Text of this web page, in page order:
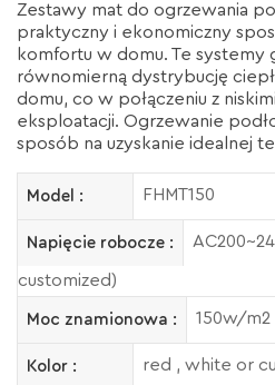
Zestawy mat do ogrzewania
praktyczny i ekonomiczny
komfortu w domu. Te systemy
równomierną dystrybucję
domu, co w połączeniu z
eksploatacji. Ogrzewanie
sposób na uzyskanie idealnej
Model : FHMT150
Napięcie robocze :
customized)
Moc znamionowa : 150w/m2
Kolor : red , white or